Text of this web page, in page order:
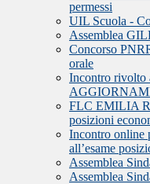
permessi
UIL Scuola -
Assemblea
Concorso
orale
Incontro rivolto
FLC EMILIA
posizioni
Incontro online
all’esame
Assemblea
Assemblea